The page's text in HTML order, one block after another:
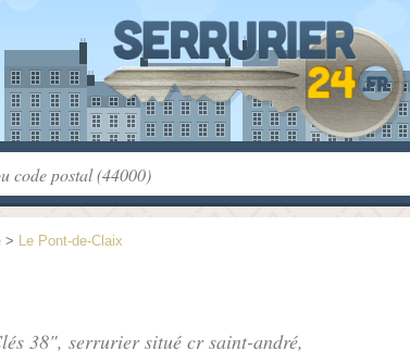
> Le Pont-de-Claix
38", serrurier situé cr saint-andré,